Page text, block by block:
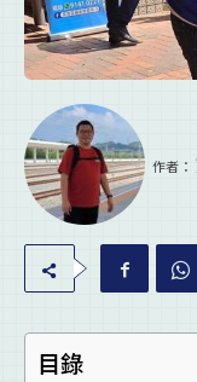
作者：
目錄